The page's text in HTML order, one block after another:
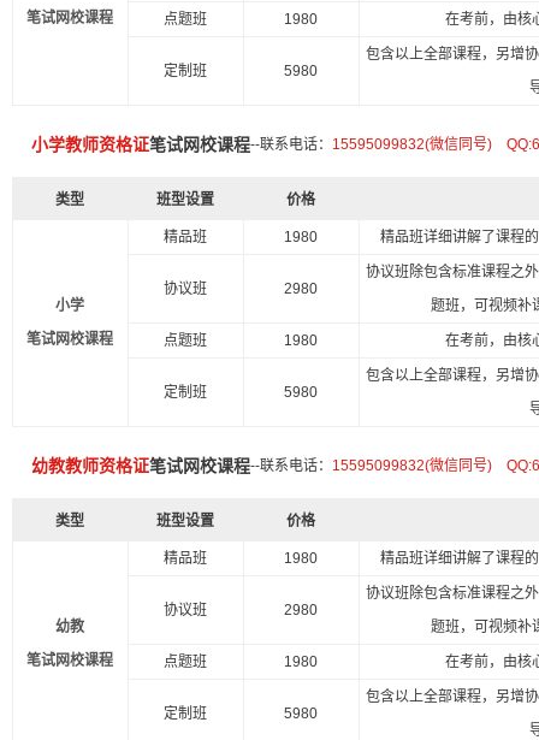
笔试网校课程
点题班 1980 在考前，由核
定制班 5980
包含以上全部课程，另增
小学教师资格证笔试网校课程--联系电话： 15595099832(微信同号)
类型 班型设置 价格
小学
笔试网校课程
精品班 1980 精品班详细讲解了课程
协议班 2980
协议班除包含标准课程之
题班，可视频补
点题班 1980 在考前，由核
定制班 5980
包含以上全部课程，另增
幼教教师资格证笔试网校课程--联系电话： 15595099832(微信同号)
类型 班型设置 价格
幼教
笔试网校课程
精品班 1980 精品班详细讲解了课程
协议班 2980
协议班除包含标准课程之
题班，可视频补
点题班 1980 在考前，由核
定制班 5980
包含以上全部课程，另增